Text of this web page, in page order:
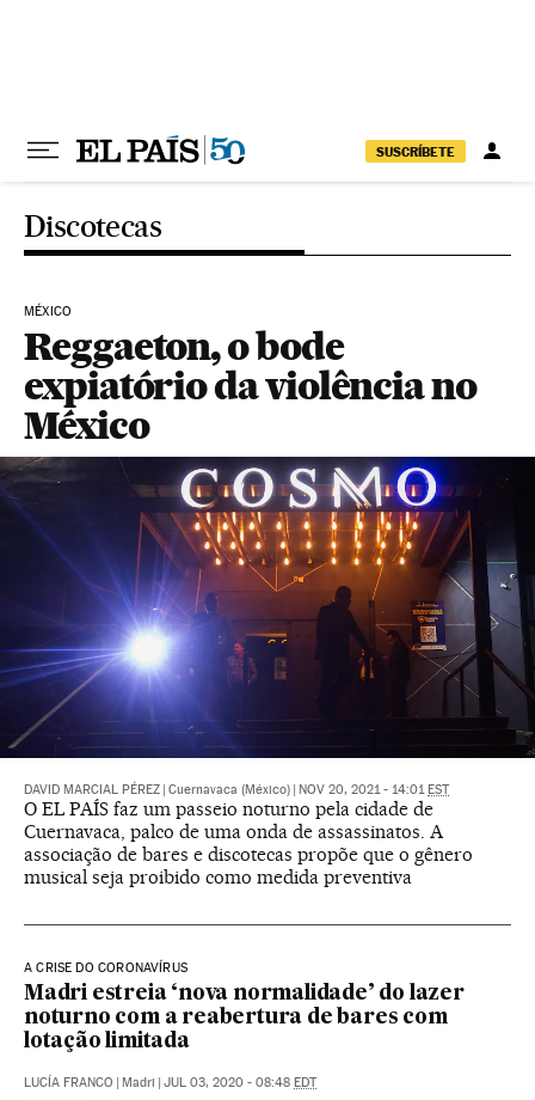
SUSCRÍBETE
Discotecas
MÉXICO
Reggaeton, o bode
expiatório da violência no
México
DAVID MARCIAL PÉREZ Cuernavaca (México) NOV 20, 2021 - 14:01 EST
O EL PAÍS faz um passeio noturno pela cidade de
Cuernavaca, palco de uma onda de assassinatos. A
associação de bares e discotecas propõe que o gênero
musical seja proibido como medida preventiva
A CRISE DO CORONAVÍRUS
Madri estreia ‘nova normalidade’ do lazer
noturno com a reabertura de bares com
lotação limitada
LUCÍA FRANCO Madri JUL 03, 2020 - 08:48 EDT